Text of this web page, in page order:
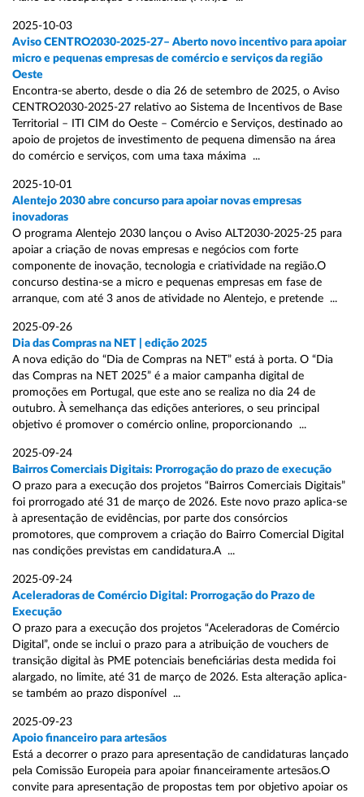
2025-10-03
Aviso CENTRO2030-2025-27– Aberto novo incentivo para apoiar
micro e pequenas empresas de comércio e serviços da região
Oeste
Encontra-se aberto, desde o dia 26 de setembro de 2025, o Aviso
CENTRO2030-2025-27 relativo ao Sistema de Incentivos de Base
Territorial – ITI CIM do Oeste – Comércio e Serviços, destinado ao
apoio de projetos de investimento de pequena dimensão na área
do comércio e serviços, com uma taxa máxima ...
2025-10-01
Alentejo 2030 abre concurso para apoiar novas empresas
inovadoras
O programa Alentejo 2030 lançou o Aviso ALT2030-2025-25 para
apoiar a criação de novas empresas e negócios com forte
componente de inovação, tecnologia e criatividade na região.O
concurso destina-se a micro e pequenas empresas em fase de
arranque, com até 3 anos de atividade no Alentejo, e pretende ...
2025-09-26
Dia das Compras na NET | edição 2025
A nova edição do “Dia de Compras na NET” está à porta. O “Dia
das Compras na NET 2025” é a maior campanha digital de
promoções em Portugal, que este ano se realiza no dia 24 de
outubro. À semelhança das edições anteriores, o seu principal
objetivo é promover o comércio online, proporcionando ...
2025-09-24
Bairros Comerciais Digitais: Prorrogação do prazo de execução
O prazo para a execução dos projetos “Bairros Comerciais Digitais”
foi prorrogado até 31 de março de 2026. Este novo prazo aplica-se
à apresentação de evidências, por parte dos consórcios
promotores, que comprovem a criação do Bairro Comercial Digital
nas condições previstas em candidatura.A ...
2025-09-24
Aceleradoras de Comércio Digital: Prorrogação do Prazo de
Execução
O prazo para a execução dos projetos “Aceleradoras de Comércio
Digital”, onde se inclui o prazo para a atribuição de vouchers de
transição digital às PME potenciais beneficiárias desta medida foi
alargado, no limite, até 31 de março de 2026. Esta alteração aplica-
se também ao prazo disponível ...
2025-09-23
Apoio financeiro para artesãos
Está a decorrer o prazo para apresentação de candidaturas lançado
pela Comissão Europeia para apoiar financeiramente artesãos.O
convite para apresentação de propostas tem por objetivo apoiar os